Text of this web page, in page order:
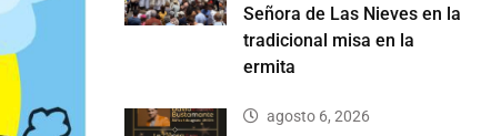
Señora de Las Nieves en la
tradicional misa en la
ermita
agosto 6, 2026